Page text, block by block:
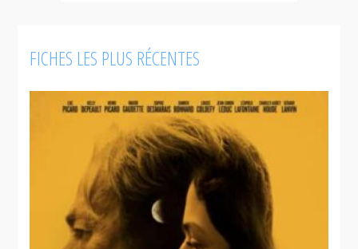
FICHES LES PLUS RÉCENTES